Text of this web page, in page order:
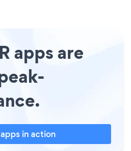
apps are
in action